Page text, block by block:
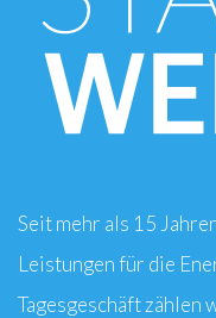
Seit mehr als 15
Leistungen für die
Tagesgeschäft zählen